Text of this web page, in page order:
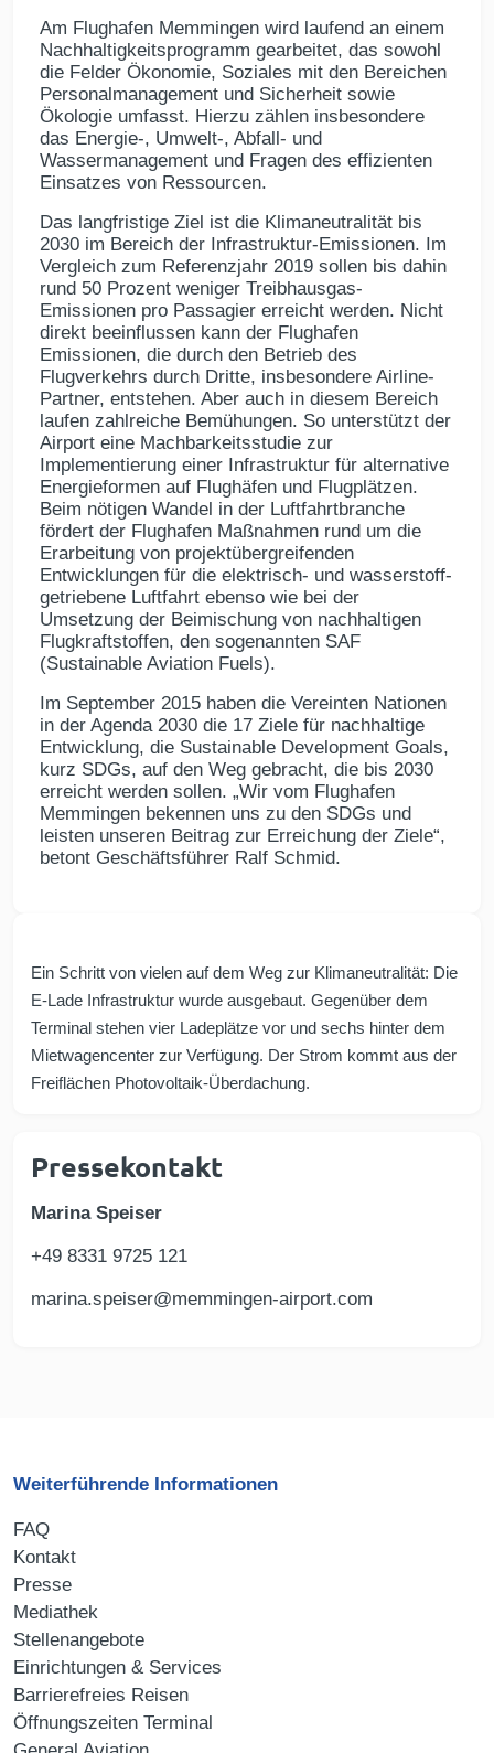
Am Flughafen Memmingen wird laufend an einem
Nachhaltigkeitsprogramm gearbeitet, das sowohl
die Felder Ökonomie, Soziales mit den Bereichen
Personalmanagement und Sicherheit sowie
Ökologie umfasst. Hierzu zählen insbesondere
das Energie-, Umwelt-, Abfall- und
Wassermanagement und Fragen des effizienten
Einsatzes von Ressourcen.
Das langfristige Ziel ist die Klimaneutralität bis
2030 im Bereich der Infrastruktur-Emissionen. Im
Vergleich zum Referenzjahr 2019 sollen bis dahin
rund 50 Prozent weniger Treibhausgas-
Emissionen pro Passagier erreicht werden. Nicht
direkt beeinflussen kann der Flughafen
Emissionen, die durch den Betrieb des
Flugverkehrs durch Dritte, insbesondere Airline-
Partner, entstehen. Aber auch in diesem Bereich
laufen zahlreiche Bemühungen. So unterstützt der
Airport eine Machbarkeitsstudie zur
Implementierung einer Infrastruktur für alternative
Energieformen auf Flughäfen und Flugplätzen.
Beim nötigen Wandel in der Luftfahrtbranche
fördert der Flughafen Maßnahmen rund um die
Erarbeitung von projektübergreifenden
Entwicklungen für die elektrisch- und wasserstoff-
getriebene Luftfahrt ebenso wie bei der
Umsetzung der Beimischung von nachhaltigen
Flugkraftstoffen, den sogenannten SAF
(Sustainable Aviation Fuels).
Im September 2015 haben die Vereinten Nationen
in der Agenda 2030 die 17 Ziele für nachhaltige
Entwicklung, die Sustainable Development Goals,
kurz SDGs, auf den Weg gebracht, die bis 2030
erreicht werden sollen. „Wir vom Flughafen
Memmingen bekennen uns zu den SDGs und
leisten unseren Beitrag zur Erreichung der Ziele“,
betont Geschäftsführer Ralf Schmid.
Ein Schritt von vielen auf dem Weg zur Klimaneutralität: Die
E-Lade Infrastruktur wurde ausgebaut. Gegenüber dem
Terminal stehen vier Ladeplätze vor und sechs hinter dem
Mietwagencenter zur Verfügung. Der Strom kommt aus der
Freiflächen Photovoltaik-Überdachung.
Pressekontakt
Marina Speiser
+49 8331 9725 121
marina.speiser@memmingen-airport.com
Weiterführende Informationen
FAQ
Kontakt
Presse
Mediathek
Stellenangebote
Einrichtungen & Services
Barrierefreies Reisen
Öffnungszeiten Terminal